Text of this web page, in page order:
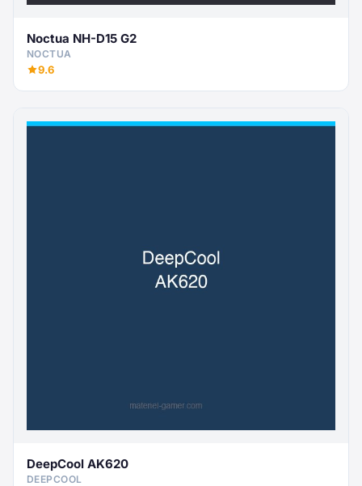
Noctua NH-D15 G2
NOCTUA
9.6
DeepCool AK620
DEEPCOOL